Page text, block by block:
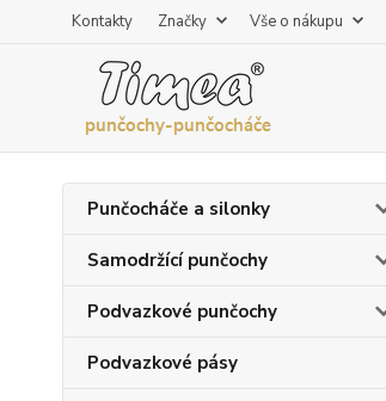
Kontakty Značky Vše o nákupu
Punčocháče a silonky
Samodržící punčochy
Podvazkové punčochy
Podvazkové pásy